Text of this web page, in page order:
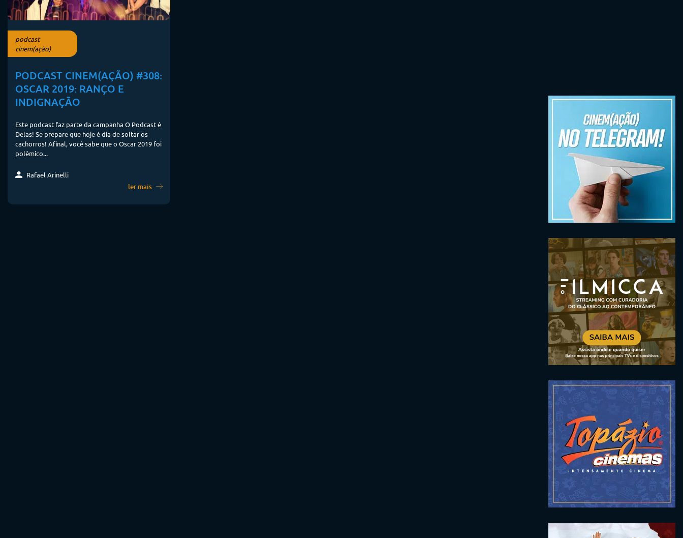
podcast
cinem(ação)
PODCAST CINEM(AÇÃO) #308:
OSCAR 2019: RANÇO E
INDIGNAÇÃO
Este podcast faz parte da campanha O Podcast é
Delas! Se prepare que hoje é dia de soltar os
cachorros! Afinal, você sabe que o Oscar 2019 foi
polêmico...
Rafael Arinelli
ler mais